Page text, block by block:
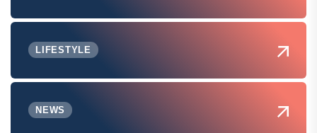
LIFESTYLE
NEWS